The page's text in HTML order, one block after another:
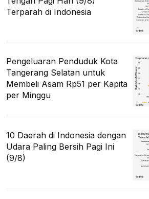
Terparah di Indonesia
Pengeluaran Penduduk Kota
Tangerang Selatan untuk
Membeli Asam Rp51 per Kapita
per Minggu
10 Daerah di Indonesia dengan
Udara Paling Bersih Pagi Ini
(9/8)